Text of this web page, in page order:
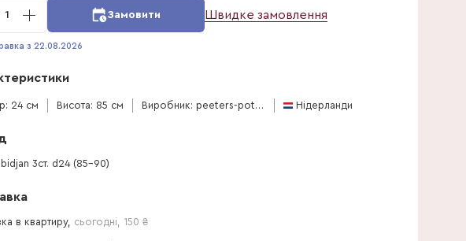
1 Замовити Швидке замовлення
з 22.08.2026
24 см Висота: 85 см Виробник: peeters-potplanten-bv Нідерланди
3ст. d24 (85-90)
в квартиру, сьогодні 150 ₴